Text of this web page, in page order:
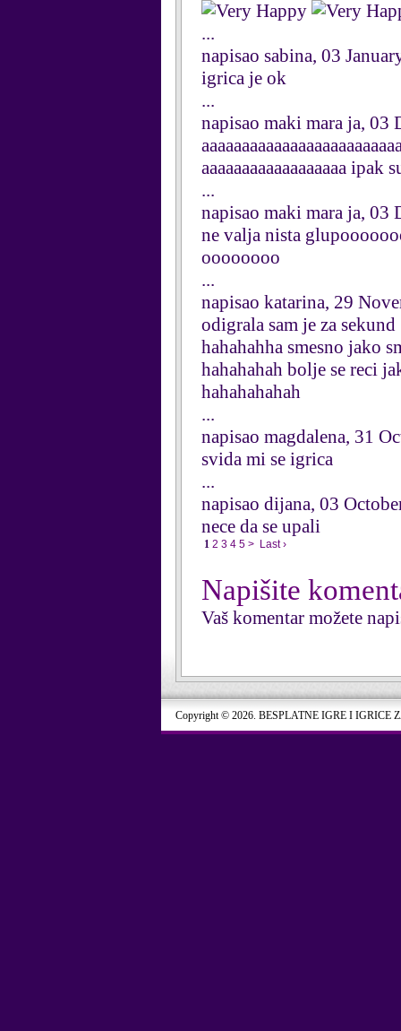
...
napisao sabina, 03
igrica je ok
...
napisao maki mara ja, 03
aaaaaaaaaaaaaaaaaa ipak
...
napisao maki mara ja, 03
ne valja nista
oooooooo
...
napisao katarina, 29
odigrala sam je za sekund
hahahahha smesno jako
hahahahah bolje se reci
hahahahahah
...
napisao magdalena, 31
svida mi se igrica
...
napisao dijana, 03
nece da se upali
1 2 3 4 5 > Last ›
Napišite
Vaš komentar možete
Copyright © 2026. BESPLATNE IGRE I IGRICE